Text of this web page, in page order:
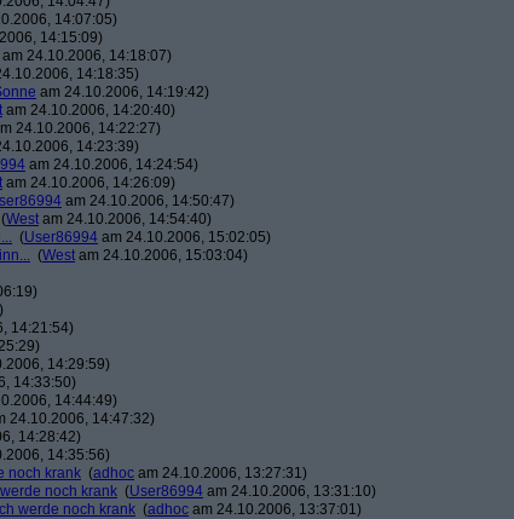
14:07:05)
14:15:09)
am 24.10.2006, 14:18:07)
14:18:35)
am 24.10.2006, 14:19:42)
am 24.10.2006, 14:20:40)
24.10.2006, 14:22:27)
14:23:39)
am 24.10.2006, 14:24:54)
am 24.10.2006, 14:26:09)
am 24.10.2006, 14:50:47)
(West am 24.10.2006, 14:54:40)
(User86994 am 24.10.2006, 15:02:05)
(West am 24.10.2006, 15:03:04)
14:21:54)
14:29:59)
14:33:50)
14:44:49)
24.10.2006, 14:47:32)
14:28:42)
14:35:56)
noch krank (adhoc am 24.10.2006, 13:27:31)
noch krank (User86994 am 24.10.2006, 13:31:10)
werde noch krank (adhoc am 24.10.2006, 13:37:01)